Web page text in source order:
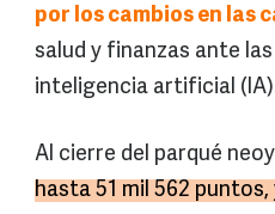
por los cambios en las
salud y finanzas ante
inteligencia artificial
Al cierre del parqué
hasta 51 mil 562 puntos,